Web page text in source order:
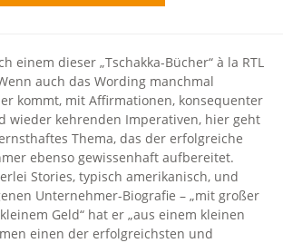
einem dieser „Tschakka-Bücher“ à la RTL
auch das Wording manchmal
kommt, mit Affirmationen, konsequenter
wieder kehrenden Imperativen, hier geht
Thema, das der erfolgreiche
ebenso gewissenhaft aufbereitet.
Stories, typisch amerikanisch, und
Unternehmer-Biografie – „mit großer
Geld“ hat er „aus einem kleinen
einen der erfolgreichsten und